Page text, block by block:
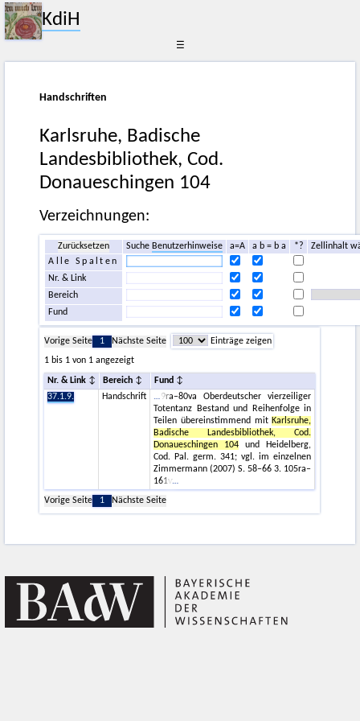
KdiH
☰
Handschriften
Karlsruhe, Badische
Landesbibliothek, Cod.
Donaueschingen 104
Verzeichnungen:
Zurücksetzen SucheBenutzerhinweise a=A a b = b a *?
Zellinhalt
Alle Spalten
Nr. & Link
Bereich
Fund
Vorige Seite 1 Nächste Seite
Einträge zeigen
1 bis 1 von 1 angezeigt
Nr. & Link Bereich
Fund
37.1.9.
Handschrift
9ra–80va Oberdeutscher vierzeiliger
Totentanz Bestand und Reihenfolge in
Teilen übereinstimmend mit Karlsruhe,
Badische Landesbibliothek, Cod.
Donaueschingen 104 und Heidelberg,
Cod. Pal. germ. 341; vgl. im einzelnen
Zimmermann (2007) S. 58–66 3. 105ra–
161v
Vorige Seite
1 Nächste Seite